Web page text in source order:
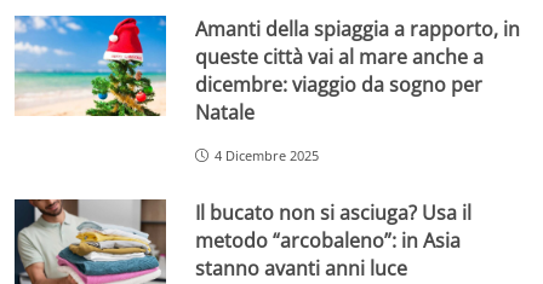
Amanti della spiaggia a rapporto, in
queste città vai al mare anche a
dicembre: viaggio da sogno per
Natale
4 Dicembre 2025
Il bucato non si asciuga? Usa il
metodo “arcobaleno”: in Asia
stanno avanti anni luce